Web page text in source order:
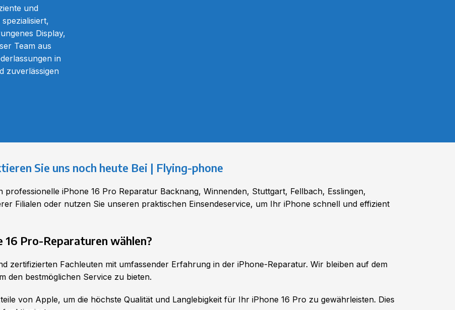
und
Display,
Team aus
in
zuverlässigen
Sie uns noch heute Bei | Flying-phone
professionelle iPhone 16 Pro Reparatur Backnang, Winnenden, Stuttgart, Fellbach, Esslingen,
Filialen oder nutzen Sie unseren praktischen Einsendeservice, um Ihr iPhone schnell und effizient
Pro-Reparaturen wählen?
zertifizierten Fachleuten mit umfassender Erfahrung in der iPhone-Reparatur. Wir bleiben auf dem
den bestmöglichen Service zu bieten.
von Apple, um die höchste Qualität und Langlebigkeit für Ihr iPhone 16 Pro zu gewährleisten. Dies